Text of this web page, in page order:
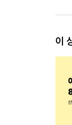
이